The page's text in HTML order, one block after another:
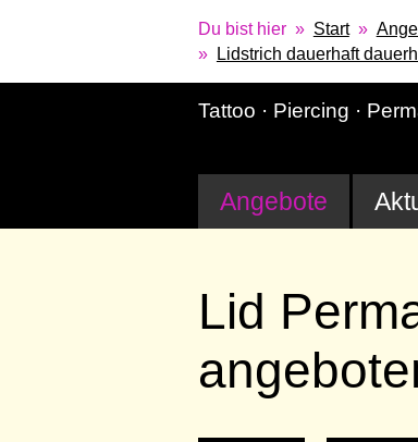
Du bist hier Start
Lidstrich dauerhaft
Tattoo · Piercing ·
Angebote
Lid